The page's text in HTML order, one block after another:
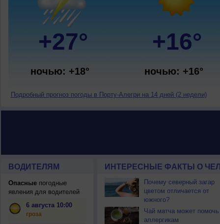
+27°
ночью: +18°
+16°
ночью: +16°
Подробный прогноз погоды в Порту-Алегри на 14 дней (2 недели)
ВОДИТЕЛЯМ
Опасныепогодные
явления для водителей
6 августа 10:00
гроза
ИНТЕРЕСНЫЕ ФАКТЫ О
Почему северный загар
цветом отличается от
южного?
Чай матча может помочь
аллергикам